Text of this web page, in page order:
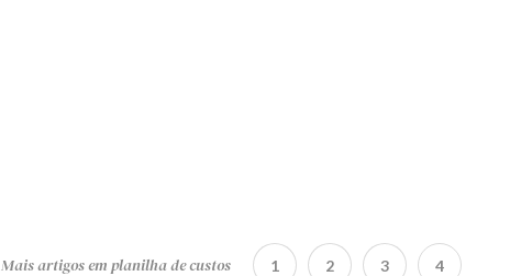
Mais artigos em planilha de custos 1 2 3 4